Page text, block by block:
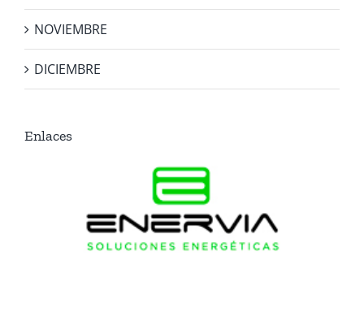
NOVIEMBRE
DICIEMBRE
Enlaces